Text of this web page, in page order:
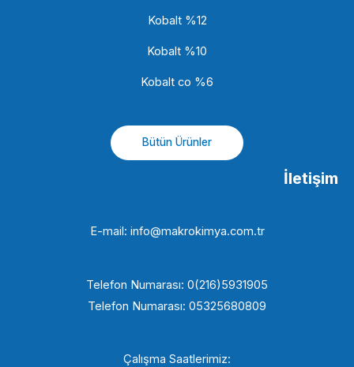
Kobalt %12
Kobalt %10
Kobalt co %6
Bütün Ürünler
İletişim
E-mail: info@makrokimya.com.tr
Telefon Numarası: 0(216)5931905
Telefon Numarası: 05325680809
Çalışma Saatlerimiz: